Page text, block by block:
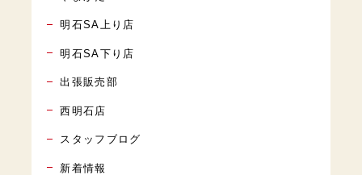
明石SA上り店
明石SA下り店
出張販売部
西明石店
スタッフブログ
新着情報